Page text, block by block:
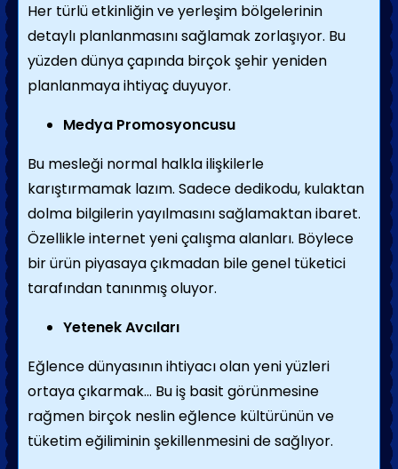
Her türlü etkinliğin ve yerleşim bölgelerinin
detaylı planlanmasını sağlamak zorlaşıyor. Bu
yüzden dünya çapında birçok şehir yeniden
planlanmaya ihtiyaç duyuyor.
Medya Promosyoncusu
Bu mesleği normal halkla ilişkilerle
karıştırmamak lazım. Sadece dedikodu, kulaktan
dolma bilgilerin yayılmasını sağlamaktan ibaret.
Özellikle internet yeni çalışma alanları. Böylece
bir ürün piyasaya çıkmadan bile genel tüketici
tarafından tanınmış oluyor.
Yetenek Avcıları
Eğlence dünyasının ihtiyacı olan yeni yüzleri
ortaya çıkarmak… Bu iş basit görünmesine
rağmen birçok neslin eğlence kültürünün ve
tüketim eğiliminin şekillenmesini de sağlıyor.